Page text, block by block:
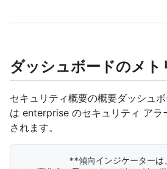
ダッシュボードのメト
セキュリティ概要の概要ダッシュ
は enterprise のセキュリティ アラ
されます。